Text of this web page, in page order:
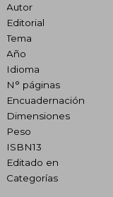
Autor
Editorial
Tema
Año
Idioma
N° páginas
Encuadernación
Dimensiones
Peso
ISBN13
Editado en
Categorías